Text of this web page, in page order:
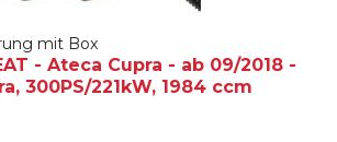
mit Box
- Ateca Cupra - ab 09/2018 -
300PS/221kW, 1984 ccm